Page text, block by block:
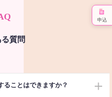
質問
ることはできますか？
申込